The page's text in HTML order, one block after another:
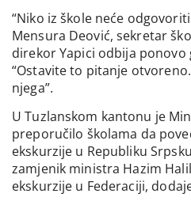
“Niko iz škole neće
Mensura Deović, sekretar
direkor Yapici odbija
“Ostavite to pitanje
njega”.
U Tuzlanskom kantonu je
preporučilo školama da
ekskurzije u Republiku
zamjenik ministra Hazim
ekskurzije u Federaciji,